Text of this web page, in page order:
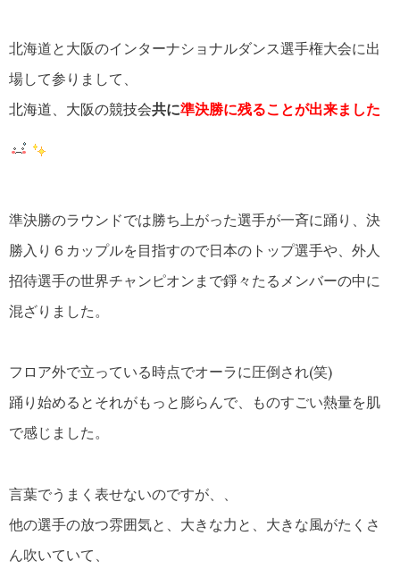
北海道と大阪のインターナショナルダンス選手権大会に出
場して参りまして、
北海道、大阪の競技会共に準決勝に残ることが出来ました
準決勝のラウンドでは勝ち上がった選手が一斉に踊り、決
勝入り６カップルを目指すので日本のトップ選手や、外人
招待選手の世界チャンピオンまで錚々たるメンバーの中に
混ざりました。
フロア外で立っている時点でオーラに圧倒され(笑)
踊り始めるとそれがもっと膨らんで、ものすごい熱量を肌
で感じました。
言葉でうまく表せないのですが、、
他の選手の放つ雰囲気と、大きな力と、大きな風がたくさ
ん吹いていて、